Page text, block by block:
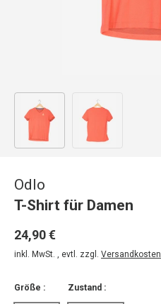
Bild 1 in Galerieansicht laden
Odlo
T-Shirt für Damen
24,90 €
inkl. MwSt. , evtl. zzgl. Versandkosten
Größe : Zustand :